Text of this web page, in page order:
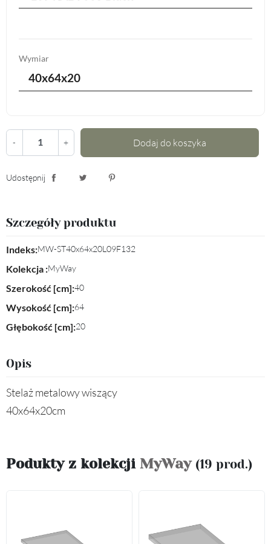
Wymiar
40x64x20
- + Dodaj do koszyka
Udostępnij
Szczegóły produktu
Indeks:MW-ST40x64x20L09F132
Kolekcja :MyWay
Szerokość [cm]:40
Wysokość [cm]:64
Głębokość [cm]:20
Opis
Stelaż metalowy wiszący
40x64x20cm
Podukty z kolekcji MyWay (19 prod.)